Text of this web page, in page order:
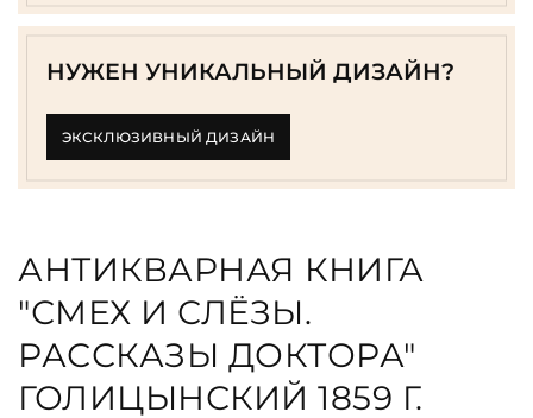
НУЖЕН УНИКАЛЬНЫЙ ДИЗАЙН?
ЭКСКЛЮЗИВНЫЙ ДИЗАЙН
АНТИКВАРНАЯ КНИГА
"СМЕХ И СЛЁЗЫ.
РАССКАЗЫ ДОКТОРА"
ГОЛИЦЫНСКИЙ 1859 Г.